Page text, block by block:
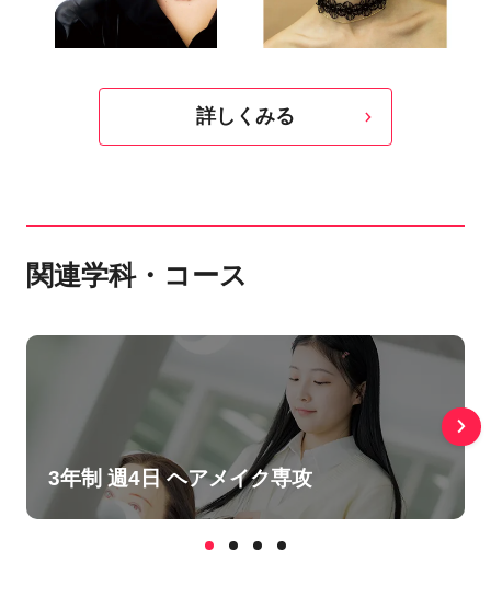
詳しくみる
関連学科・コース
3年制 週4日 ヘアメイク専攻